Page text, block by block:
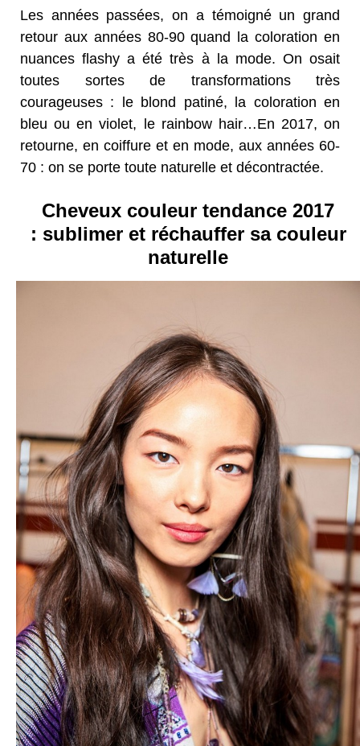
Les années passées, on a témoigné un grand
retour aux années 80-90 quand la coloration en
nuances flashy a été très à la mode. On osait
toutes sortes de transformations très
courageuses : le blond patiné, la coloration en
bleu ou en violet, le rainbow hair…En 2017, on
retourne, en coiffure et en mode, aux années 60-
70 : on se porte toute naturelle et décontractée.
Cheveux couleur tendance 2017
: sublimer et réchauffer sa couleur
naturelle